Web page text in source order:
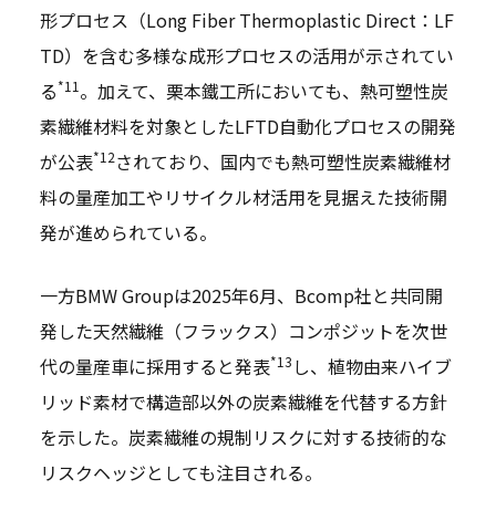
形プロセス（Long Fiber Thermoplastic Direct：LF
TD）を含む多様な成形プロセスの活用が示されてい
る*11 。加えて、栗本鐵工所においても、熱可塑性炭
素繊維材料を対象としたLFTD自動化プロセスの開発
が公表*12されており、国内でも熱可塑性炭素繊維材
料の量産加工やリサイクル材活用を見据えた技術開
発が進められている。
一方BMW Groupは2025年6月、Bcomp社と共同開
発した天然繊維（フラックス）コンポジットを次世
代の量産車に採用すると発表*13 し、植物由来ハイブ
リッド素材で構造部以外の炭素繊維を代替する方針
を示した。炭素繊維の規制リスクに対する技術的な
リスクヘッジとしても注目される。